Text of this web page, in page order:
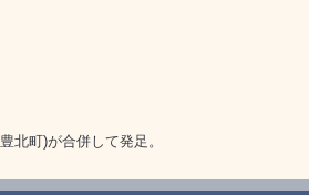
北町)が合併して発足。